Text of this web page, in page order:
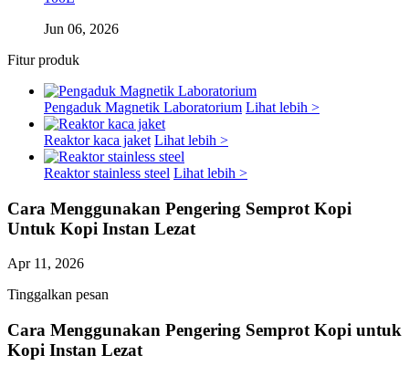
Jun 06, 2026
Fitur produk
Pengaduk Magnetik Laboratorium Lihat lebih >
Reaktor kaca jaket Lihat lebih >
Reaktor stainless steel Lihat lebih >
Cara Menggunakan Pengering Semprot Kopi
Untuk Kopi Instan Lezat
Apr 11, 2026
Tinggalkan pesan
Cara Menggunakan Pengering Semprot Kopi untuk
Kopi Instan Lezat